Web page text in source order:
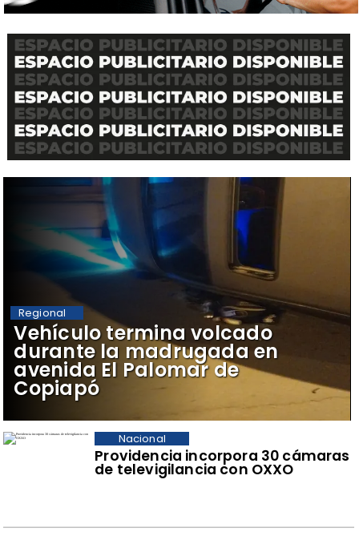
Providencia incorpora 30 cámaras
de televigilancia con OXXO
Nacional
Vehículo termina volcado
durante la madrugada en
avenida El Palomar de
Copiapó
Regional